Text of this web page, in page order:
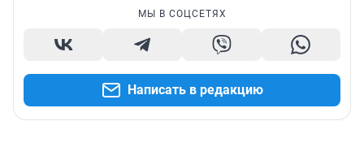
МЫ В СОЦСЕТЯХ
Написать в редакцию